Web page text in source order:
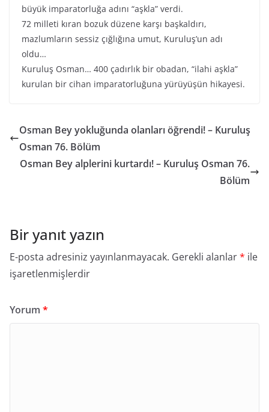
büyük imparatorluğa adını “aşkla” verdi.
72 milleti kıran bozuk düzene karşı başkaldırı,
mazlumların sessiz çığlığına umut, Kuruluş’un adı
oldu…
Kuruluş Osman… 400 çadırlık bir obadan, “ilahi aşkla”
kurulan bir cihan imparatorluğuna yürüyüşün hikayesi.
Osman Bey yokluğunda olanları öğrendi! – Kuruluş
Osman 76. Bölüm
Osman Bey alplerini kurtardı! – Kuruluş Osman 76.
Bölüm
Bir yanıt yazın
E-posta adresiniz yayınlanmayacak. Gerekli alanlar* ile
işaretlenmişlerdir
Yorum *